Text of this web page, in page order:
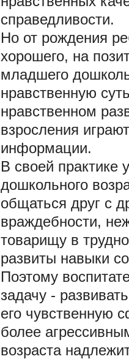
справедливости.
Но от рождения
хорошего, на
младшего
нравственную
нравственном
взросления
информации.
В своей практике
дошкольного
общаться друг с
враждебности,
товарищу в
развиты навыки
Поэтому
задачу -
его чувственную
более
возраста